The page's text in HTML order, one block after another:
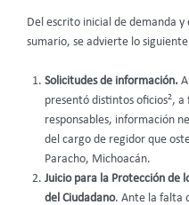
Del escrito inicial de demanda y
sumario, se advierte lo
Solicitudes de información.
presentó distintos oficios2, a
responsables, información
del cargo de regidor que
Paracho, Michoacán.
Juicio para la Protección de
del Ciudadano. Ante la falta